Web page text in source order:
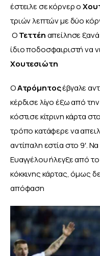
έστειλε σε κόρνερ ο
τριών λεπτών με δύο
Ο Τεττέη απείλησε
ίδιο ποδοσφαιριστή να
Χουτεσιώτη
Ο Ατρόμητος έβγαλε
κέρδισε λίγο έξω από
κόστισε κίτρινη κάρτα
τρόπο κατάφερε να
αντίπαλη εστία στο 9′.
Ευαγγέλου ήλεγξε από
κόκκινης κάρτας, όμως
απόφαση